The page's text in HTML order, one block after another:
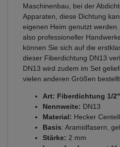
Maschinenbau, bei der
Apparaten, diese Dichtung
eigenen Heim genutzt
also professioneller
können Sie sich auf die
dieser Fiberdichtung DN13
DN13 wird zudem im Set
vielen anderen Größen bestellt
Art: Fiberdichtung 1/2"
Nennweite: DN13
Material: Hecker
Basis: Aramidfasern,
Stärke: 2 mm